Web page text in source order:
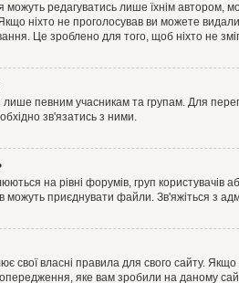
можуть редагуватись лише їхнім
ніхто не проголосував ви можете
Це зроблено для того, щоб ніхто не зміг
певним учасникам та групам. Для
зв'язатись з ними.
на рівні форумів, груп
можуть приєднувати файли. Зв'яжіться з
свої власні правила для свого сайту.
яке вам зробили на даному